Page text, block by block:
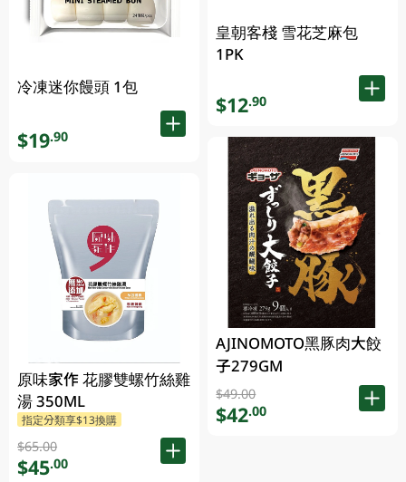
冷凍迷你饅頭 1包
$19.90
原味家作 花膠雙螺竹絲雞
湯 350ML
指定分類享$13換購
$65.00
$45.00
皇朝客棧 雪花芝麻包
1PK
$12.90
AJINOMOTO黑豚肉大餃
子279GM
$49.00
$42.00